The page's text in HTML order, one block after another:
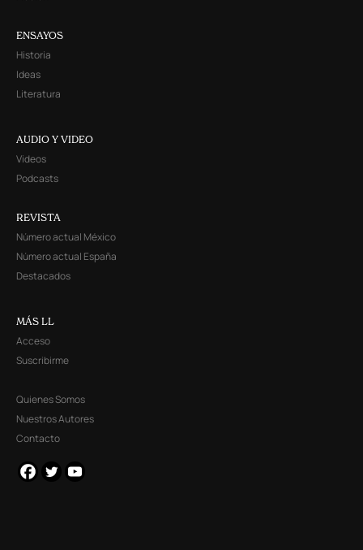
ENSAYOS
Historia
Ideas
Literatura
AUDIO Y VIDEO
Videos
Podcasts
REVISTA
Número actual México
Número actual España
Destacados
MÁS LL
Acceso
Suscribirme
Quienes Somos
Nuestros Autores
Contacto